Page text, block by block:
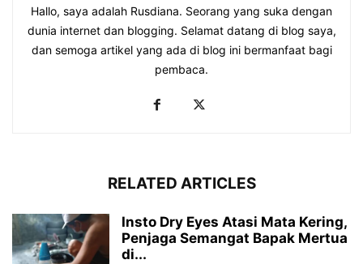
Hallo, saya adalah Rusdiana. Seorang yang suka dengan
dunia internet dan blogging. Selamat datang di blog saya,
dan semoga artikel yang ada di blog ini bermanfaat bagi
pembaca.
RELATED ARTICLES
Insto Dry Eyes Atasi Mata Kering,
Penjaga Semangat Bapak Mertua
di...